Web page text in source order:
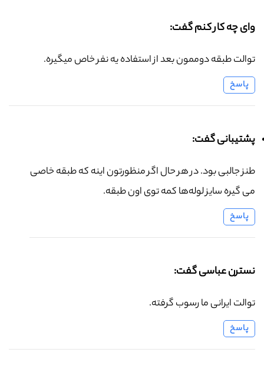
وای چه کار کنم گفت:
توالت طبقه دوممون بعد از استفاده یه نفر خاص میگیره.
پاسخ
پشتیبانی گفت:
طنز جالبی بود. در هر حال اگر منظورتون اینه که طبقه خاصی
می گیره سایز لوله‌ها کمه توی اون طبقه.
پاسخ
نسترن عباسی گفت:
توالت ایرانی ما رسوب گرفته.
پاسخ